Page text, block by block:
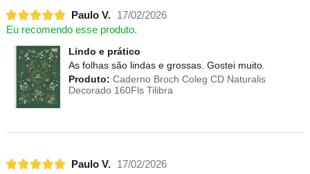
Paulo V.
17/02/2026
Eu recomendo esse produto.
Lindo e prático
As folhas são lindas e grossas. Gostei muito.
Produto: Caderno Broch Coleg CD Naturalis
Decorado 160Fls Tilibra
Paulo V.
17/02/2026